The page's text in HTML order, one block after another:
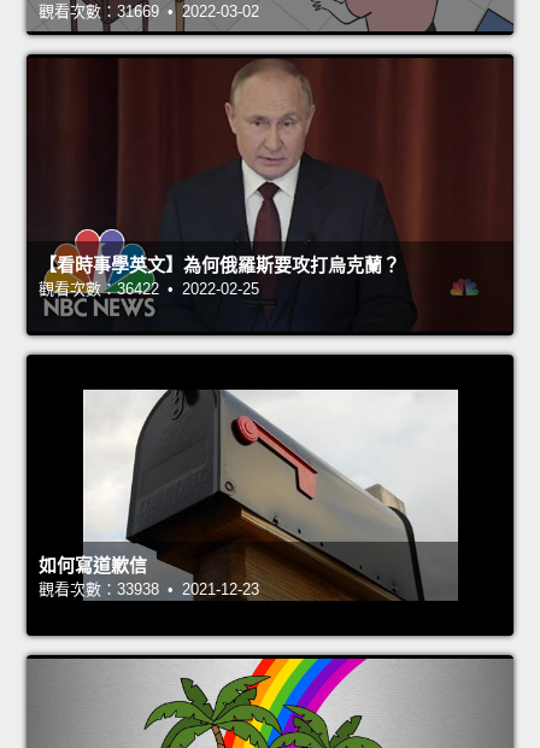
觀看次數：31669 • 2022-03-02
【看時事學英文】為何俄羅斯要攻打烏克蘭？
觀看次數：36422 • 2022-02-25
如何寫道歉信
觀看次數：33938 • 2021-12-23